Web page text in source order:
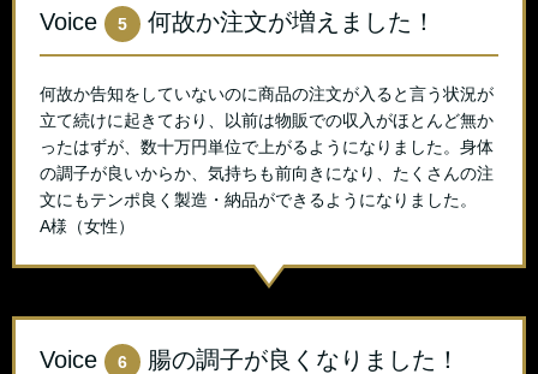
Voice 5 何故か注文が増えました！
何故か告知をしていないのに商品の注文が入ると言う状況が
立て続けに起きており、以前は物販での収入がほとんど無か
ったはずが、数十万円単位で上がるようになりました。身体
の調子が良いからか、気持ちも前向きになり、たくさんの注
文にもテンポ良く製造・納品ができるようになりました。
A様（女性）
Voice 6 腸の調子が良くなりました！